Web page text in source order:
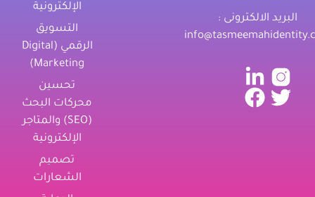
البريد الالكترونى :
الإلكترونية
التسويق
الرقمي (Digital
Marketing)
تحسين
محركات البحث
(SEO) والمتاجر
الإلكترونية
تصميم
الشعارات